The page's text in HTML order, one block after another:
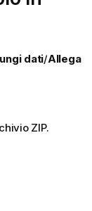
dati/Allega
ZIP.